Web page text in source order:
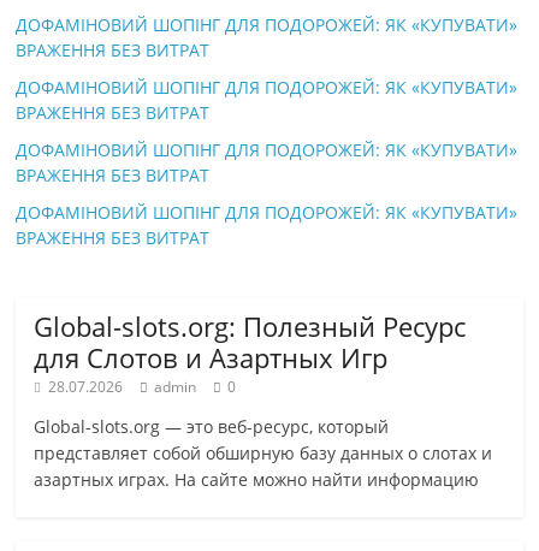
ДОФАМІНОВИЙ ШОПІНГ ДЛЯ ПОДОРОЖЕЙ: ЯК «КУПУВАТИ»
ВРАЖЕННЯ БЕЗ ВИТРАТ
ДОФАМІНОВИЙ ШОПІНГ ДЛЯ ПОДОРОЖЕЙ: ЯК «КУПУВАТИ»
ВРАЖЕННЯ БЕЗ ВИТРАТ
ДОФАМІНОВИЙ ШОПІНГ ДЛЯ ПОДОРОЖЕЙ: ЯК «КУПУВАТИ»
ВРАЖЕННЯ БЕЗ ВИТРАТ
ДОФАМІНОВИЙ ШОПІНГ ДЛЯ ПОДОРОЖЕЙ: ЯК «КУПУВАТИ»
ВРАЖЕННЯ БЕЗ ВИТРАТ
Global-slots.org: Полезный Ресурс
для Слотов и Азартных Игр
28.07.2026 admin 0
Global-slots.org — это веб-ресурс, который
представляет собой обширную базу данных о слотах и
азартных играх. На сайте можно найти информацию